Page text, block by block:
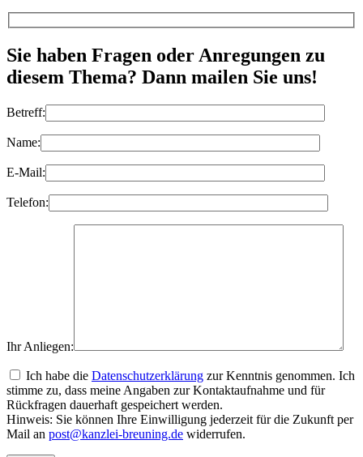
Sie haben Fragen oder Anregungen zu
diesem Thema? Dann mailen Sie uns!
Betreff:
Name:
E-Mail:
Telefon:
Ihr Anliegen:
Ich habe die Datenschutzerklärung zur Kenntnis genommen. Ich
stimme zu, dass meine Angaben zur Kontaktaufnahme und für
Rückfragen dauerhaft gespeichert werden.
Hinweis: Sie können Ihre Einwilligung jederzeit für die Zukunft per
Mail an post@kanzlei-breuning.de widerrufen.